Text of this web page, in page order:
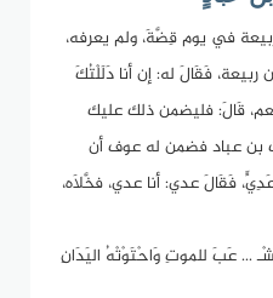
في يوم قِضَّةَ، ولم يعرفه،
فَقَالَ له: إن أنا دَلَلْتُكَ
قَالَ: فليضمن ذلك عليك
بن عباد فضمن له عوف أن
فَقَالَ عدي: أنا عدي، فخَّلاَه،
عَبَ للموتِ وَاحْتَوْتْهُ اليَدَانِ